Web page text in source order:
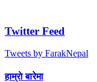
Twitter Feed
Tweets by FarakNepal
हाम्राे बारेमा